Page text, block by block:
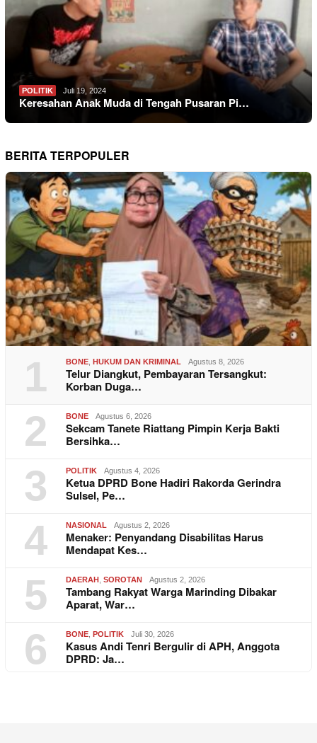
POLITIK Juli 19, 2024
Keresahan Anak Muda di Tengah Pusaran Pi…
BERITA TERPOPULER
1 BONE HUKUM DAN KRIMINAL Agustus 8, 2026
Telur Diangkut, Pembayaran Tersangkut:
Korban Duga…
2 BONE Agustus 6, 2026
Sekcam Tanete Riattang Pimpin Kerja Bakti
Bersihka…
3 POLITIK Agustus 4, 2026
Ketua DPRD Bone Hadiri Rakorda Gerindra
Sulsel, Pe…
4 NASIONAL Agustus 2, 2026
Menaker: Penyandang Disabilitas Harus
Mendapat Kes…
5 DAERAH SOROTAN Agustus 2, 2026
Tambang Rakyat Warga Marinding Dibakar
Aparat, War…
6 BONE POLITIK Juli 30, 2026
Kasus Andi Tenri Bergulir di APH, Anggota
DPRD: Ja…